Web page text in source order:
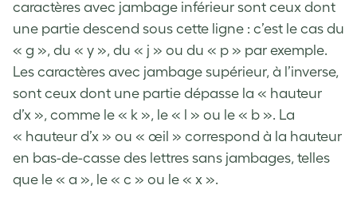
caractères avec jambage inférieur sont ceux dont
une partie descend sous cette ligne : c’est le cas du
« g », du « y », du « j » ou du « p » par exemple.
Les caractères avec jambage supérieur, à l’inverse,
sont ceux dont une partie dépasse la « hauteur
d’x », comme le « k », le « l » ou le « b ». La
« hauteur d’x » ou « œil » correspond à la hauteur
en bas-de-casse des lettres sans jambages, telles
que le « a », le « c » ou le « x ».